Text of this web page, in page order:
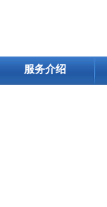
服务介绍